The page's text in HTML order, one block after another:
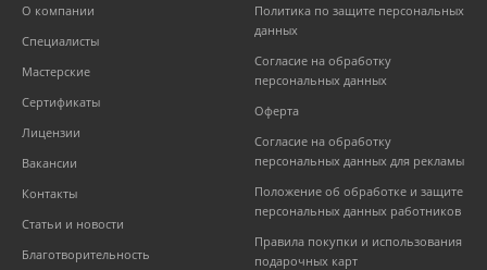
О компании
Специалисты
Мастерские
Сертификаты
Лицензии
Вакансии
Контакты
Статьи и новости
Благотворительность
Политика по защите персональных
данных
Согласие на обработку
персональных данных
Оферта
Согласие на обработку
персональных данных для рекламы
Положение об обработке и защите
персональных данных работников
Правила покупки и использования
подарочных карт